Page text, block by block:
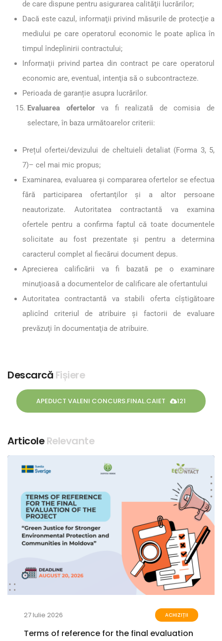
de care dispune pentru asigurarea calităţii lucrărilor;
Dacă este cazul, informaţii privind măsurile de protecţie a
mediului pe care operatorul economic le poate aplica în
timpul îndeplinirii contractului;
Informaţii privind partea din contract pe care operatorul
economic are, eventual, intenţia să o subcontracteze.
Perioada de garanție asupra lucrărilor.
Evaluarea ofertelorva fi realizată de comisia de
selectare, în baza următoarelor criterii:
Prețul ofertei/devizului de cheltuieli detaliat (Forma 3, 5,
7)– cel mai mic propus;
Examinarea, evaluarea şi compararea ofertelor se efectua
fără participarea ofertanţilor şi a altor persoane
neautorizate. Autoritatea contractantă va examina
ofertele pentru a confirma faptul că toate documentele
solicitate au fost prezentate şi pentru a determina
caracterul complet al fiecărui document depus.
Aprecierea calificării va fi bazată pe o examinare
minuţioasă a documentelor de calificare ale ofertantului
Autoritatea contractantă va stabili oferta cîştigătoare
aplicînd criteriul de atribuire şi factorii de evaluare
prevăzuţi în documentaţia de atribuire.
Descarcă Fișiere
APEDUCT VALENI CONCURS.FINAL.CAIET 121
ArticoleRelevante
27 Iulie 2026 ACHIZIȚII
Terms of reference for the final evaluation